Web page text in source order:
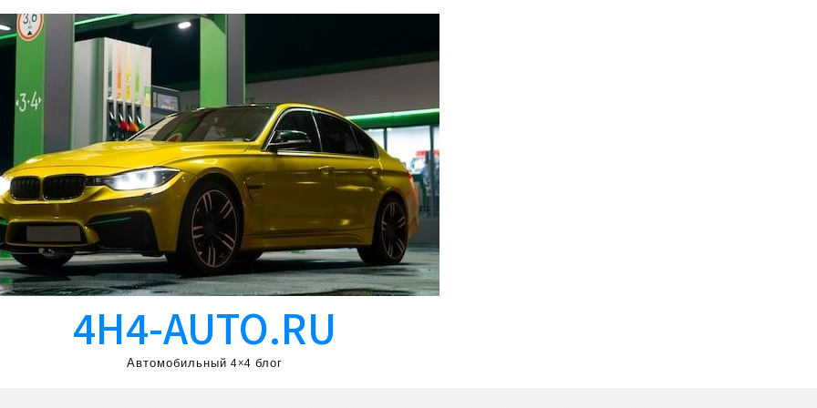
4H4-AUTO.RU
Автомобильный 4×4 блог